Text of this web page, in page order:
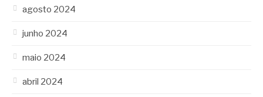
agosto 2024
junho 2024
maio 2024
abril 2024